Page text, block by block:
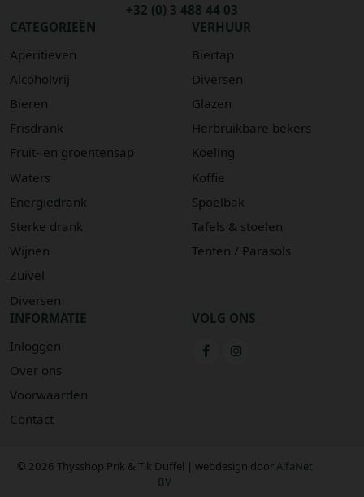
+32 (0) 3 488 44 03
CATEGORIEËN
Aperitieven
Alcoholvrij
Bieren
Frisdrank
Fruit- en groentensap
Waters
Energiedrank
Sterke drank
Wijnen
Zuivel
Diversen
VERHUUR
Biertap
Diversen
Glazen
Herbruikbare bekers
Koeling
Koffie
Spoelbak
Tafels & stoelen
Tenten / Parasols
INFORMATIE
Inloggen
Over ons
Voorwaarden
Contact
VOLG ONS
© 2026 Thysshop Prik & Tik Duffel | webdesign doorAlfaNet
BV